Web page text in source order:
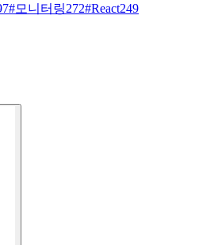
#모니터링272#React249